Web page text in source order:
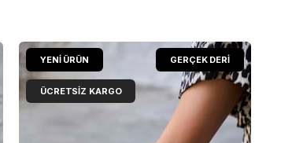
YENI ÜRÜN
ÜCRETSIZ KARGO
GERÇEK DERİ